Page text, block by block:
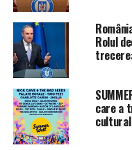
Rolul
care a